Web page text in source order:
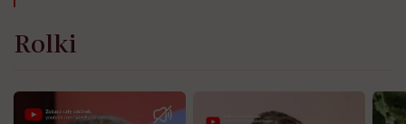
Rolki